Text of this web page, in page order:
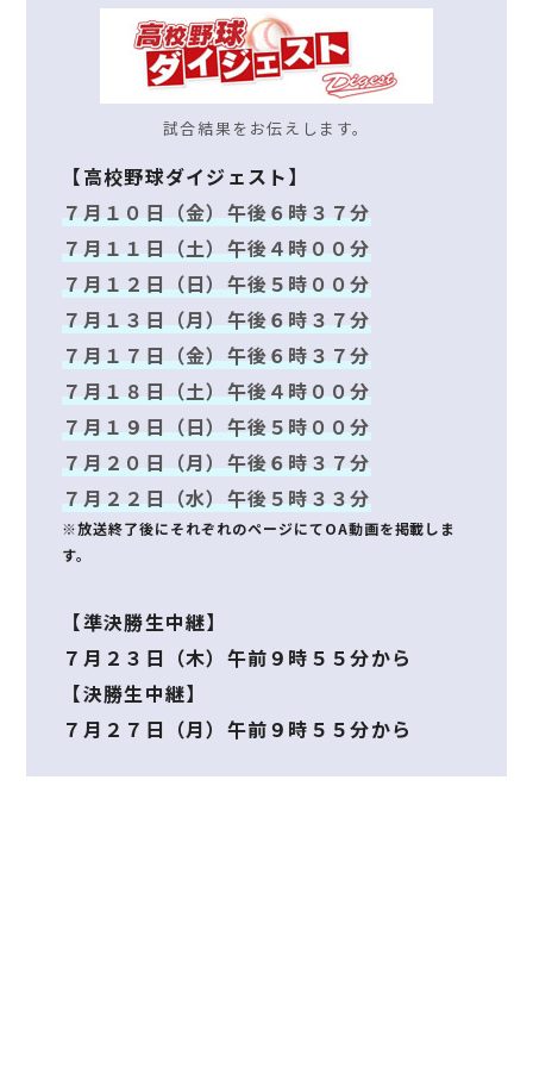
試合結果をお伝えします。
【高校野球ダイジェスト】
７月１０日（金）午後６時３７分
７月１１日（土）午後４時００分
７月１２日（日）午後５時００分
７月１３日（月）午後６時３７分
７月１７日（金）午後６時３７分
７月１８日（土）午後４時００分
７月１９日（日）午後５時００分
７月２０日（月）午後６時３７分
７月２２日（水）午後５時３３分
※放送終了後にそれぞれのページにてOA動画を掲載しま
す。
【準決勝生中継】
７月２３日（木）午前９時５５分から
【決勝生中継】
７月２７日（月）午前９時５５分から